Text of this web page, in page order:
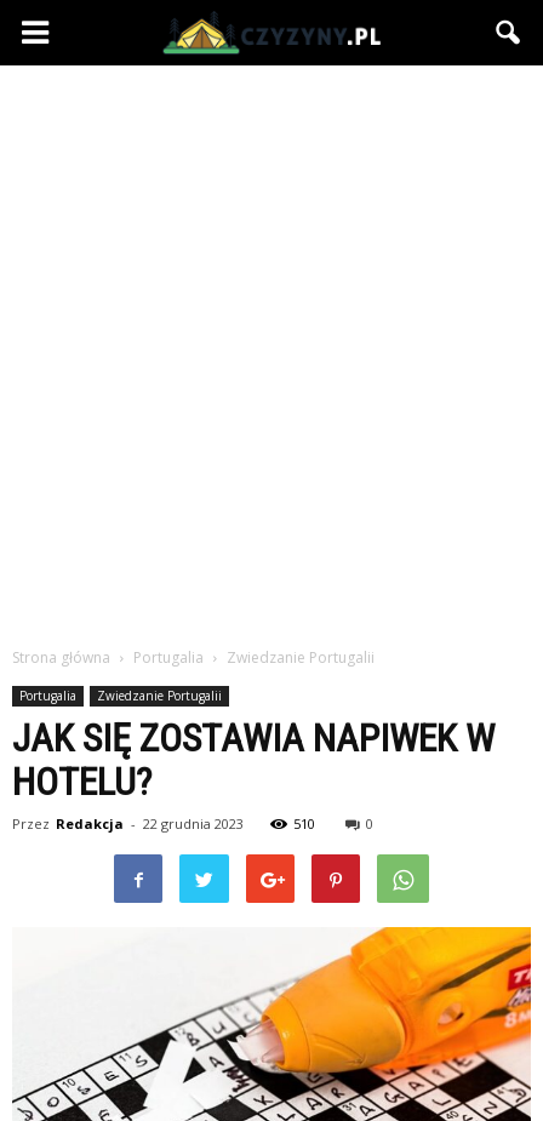
Czyzyny.pl
Strona główna Portugalia Zwiedzanie Portugalii
Portugalia Zwiedzanie Portugalii
JAK SIĘ ZOSTAWIA NAPIWEK W
HOTELU?
Przez Redakcja - 22 grudnia 2023 510 0